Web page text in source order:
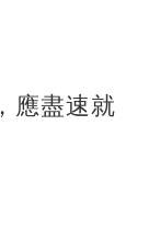
應盡速就